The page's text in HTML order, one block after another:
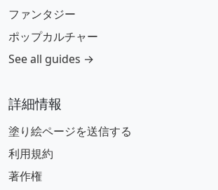
ファンタジー
ポップカルチャー
See all guides →
詳細情報
塗り絵ページを送信する
利用規約
著作権